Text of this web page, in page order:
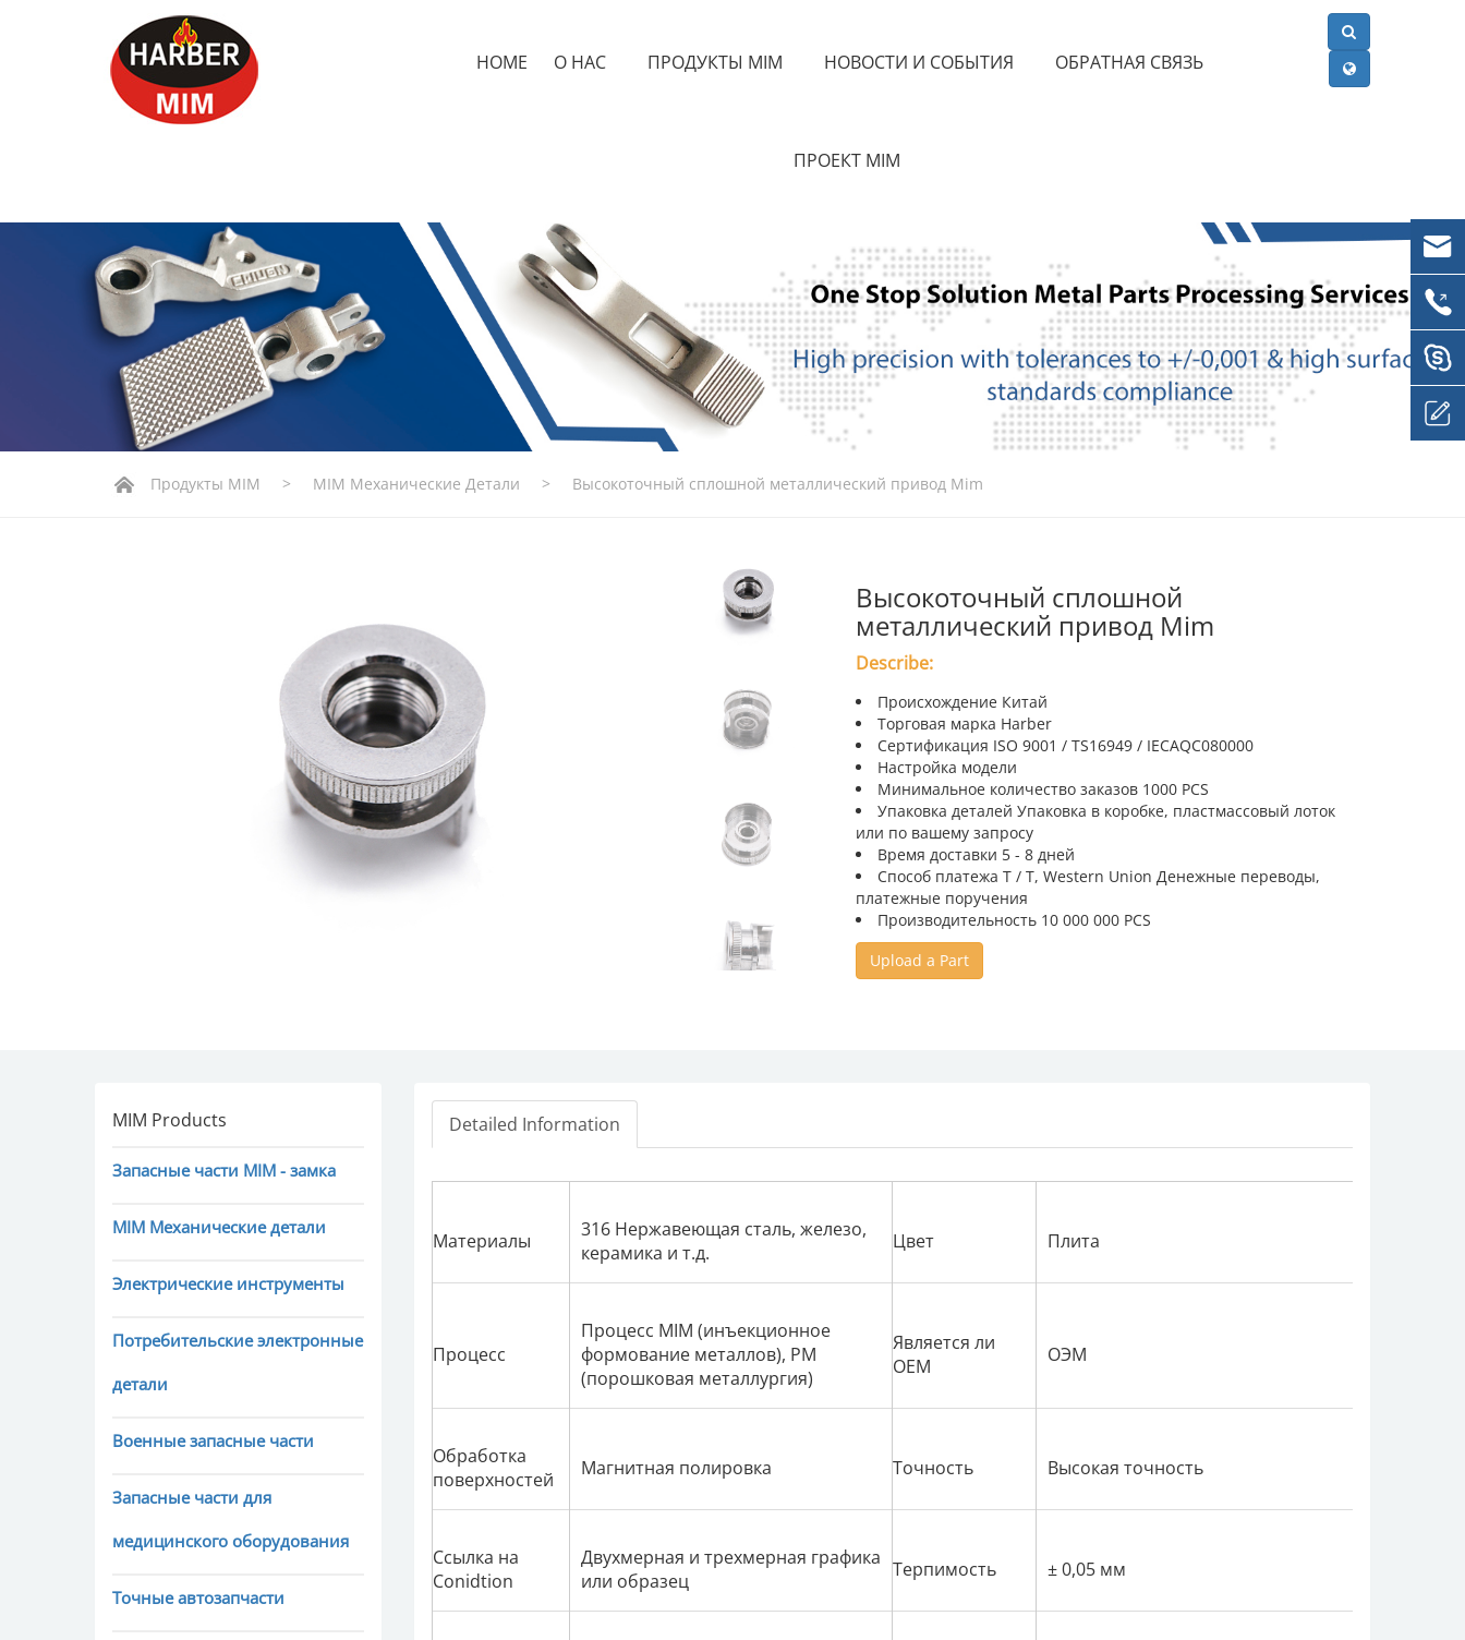
HOME О НАС ПРОДУКТЫ MIM НОВОСТИ И СОБЫТИЯ ОБРАТНАЯ СВЯЗЬ
ПРОЕКТ MIM
Продукты MIM > MIM Механические Детали > Высокоточный сплошной металлический привод Mim
Высокоточный сплошной
металлический привод Mim
Describe:
Происхождение Китай
Торговая марка Harber
Сертификация ISO 9001 / TS16949 / IECAQC080000
Настройка модели
Минимальное количество заказов 1000 PCS
Упаковка деталей Упаковка в коробке, пластмассовый лоток
или по вашему запросу
Время доставки 5 - 8 дней
Способ платежа T / T, Western Union Денежные переводы,
платежные поручения
Производительность 10 000 000 PCS
Upload a Part
MIM Products
Запасные части MIM - замка
MIM Механические детали
Электрические инструменты
Потребительские электронные
детали
Военные запасные части
Запасные части для
медицинского оборудования
Точные автозапчасти
Detailed Information
Материалы
316 Нержавеющая сталь, железо,
керамика и т.д.
Цвет Плита
Процесс
Процесс MIM (инъекционное
формование металлов), PM
(порошковая металлургия)
Является ли
OEM
ОЭМ
Обработка
поверхностей
Магнитная полировка Точность Высокая точность
Ссылка на
Conidtion
Двухмерная и трехмерная графика
или образец
Терпимость ± 0,05 мм